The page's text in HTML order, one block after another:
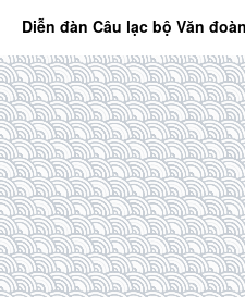
Diễn đàn Câu lạc bộ Văn